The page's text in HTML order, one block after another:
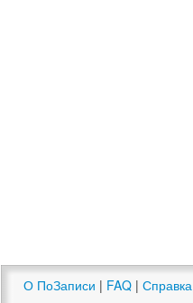
О ПоЗаписи | FAQ | Справка